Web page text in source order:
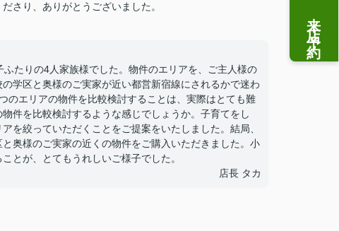
さり、ありがとうございました。
たりの4人家族様でした。物件のエリアを、ご主人様の
学区と奥様のご実家が近い都営新宿線にされるかで迷わ
のエリアの物件を比較検討することは、実際はとても難
件を比較検討するような感じでしょうか。子育てをし
を絞っていただくことをご提案をいたしました。結局、
奥様のご実家の近くの物件をご購入いただきました。小
とが、とてもうれしいご様子でした。
店長 タカ
来店予約